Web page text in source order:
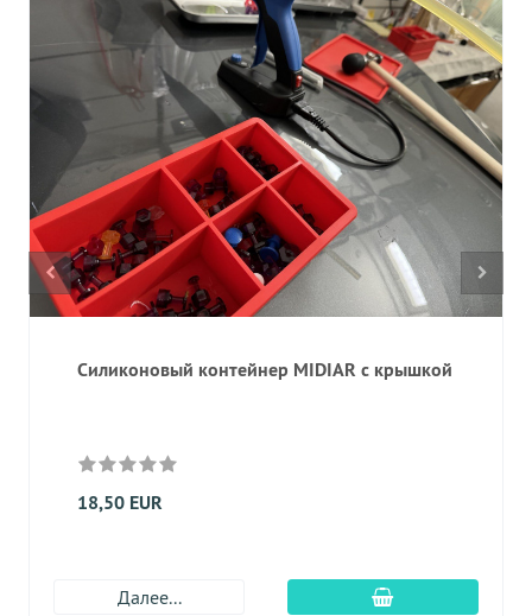
Силиконовый контейнер MIDIAR с крышкой
18,50 EUR
Далее... Добавить в